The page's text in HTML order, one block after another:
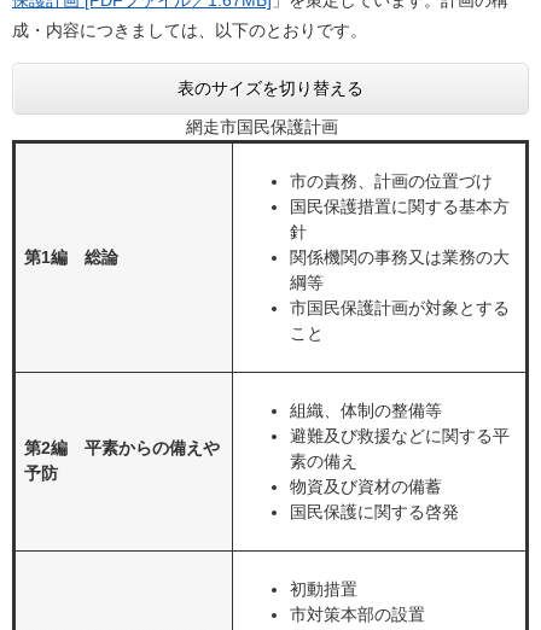
成・内容につきましては、以下のとおりです。
表のサイズを切り替える
網走市国民保護計画
第1編 総論
市の責務、計画の位置づけ
国民保護措置に関する基本方
針
関係機関の事務又は業務の大
綱等
市国民保護計画が対象とする
こと
第2編 平素からの備えや
予防
組織、体制の整備等
避難及び救援などに関する平
素の備え
物資及び資材の備蓄
国民保護に関する啓発
初動措置
市対策本部の設置